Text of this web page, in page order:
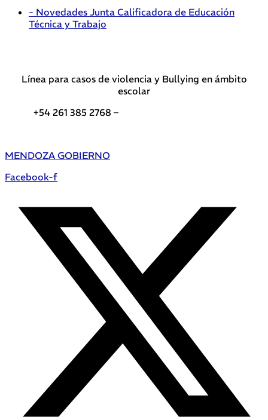
- Novedades Junta Calificadora de Educación
Técnica y Trabajo
Línea para casos de violencia y Bullying en ámbito
escolar
+54 261 385 2768 –
MENDOZA GOBIERNO
Facebook-f